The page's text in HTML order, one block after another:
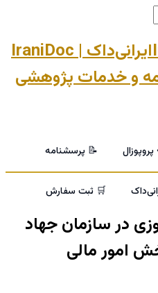
ایرانی‌داک | IraniDoc
و خدمات پژوهشی
📝 پرسشنامه
🛒 ثبت سفارش
در سازمان جهاد
امور مالی